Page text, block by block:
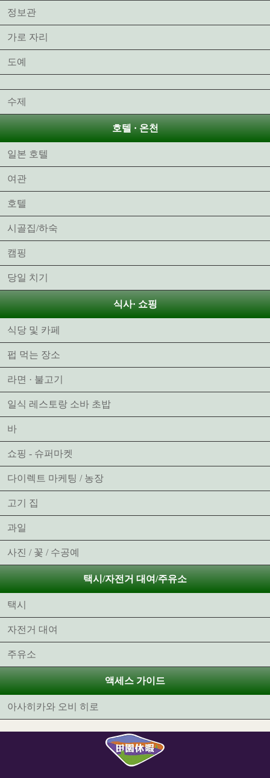
정보관
가로 자리
도예
수제
호텔 · 온천
일본 호텔
여관
호텔
시골집/하숙
캠핑
당일 치기
식사· 쇼핑
식당 및 카페
펍 먹는 장소
라면 · 불고기
일식 레스토랑 소바 초밥
바
쇼핑 - 슈퍼마켓
다이렉트 마케팅 / 농장
고기 집
과일
사진 / 꽃 / 수공예
택시/자전거 대여/주유소
택시
자전거 대여
주유소
액세스 가이드
아사히카와 오비 히로